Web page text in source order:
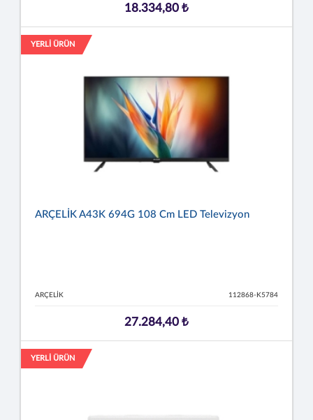
18.334,80 ₺
YERLİ ÜRÜN
ARÇELİK A43K 694G 108 Cm LED Televizyon
ARÇELİK 112868-K5784
27.284,40 ₺
YERLİ ÜRÜN